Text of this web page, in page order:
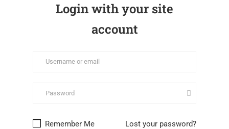
Login with your site
account
Lost your password?
Remember Me